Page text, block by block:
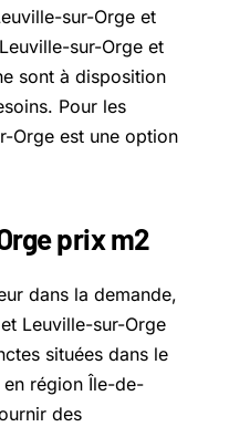
sur-Orge et
sur-Orge et
sont à disposition
Pour les
Orge est une option
prix m2
dans la demande,
et Leuville-sur-Orge
situées dans le
en région Île-de-
des